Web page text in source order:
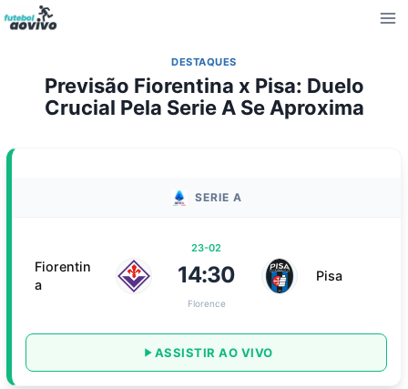
Pular
para
Conteúdo
DESTAQUES
Previsão Fiorentina x Pisa: Duelo
Crucial Pela Serie A Se Aproxima
SERIE A
Fiorentin
a
23-02
14:30
Florence
Pisa
ASSISTIR AO VIVO